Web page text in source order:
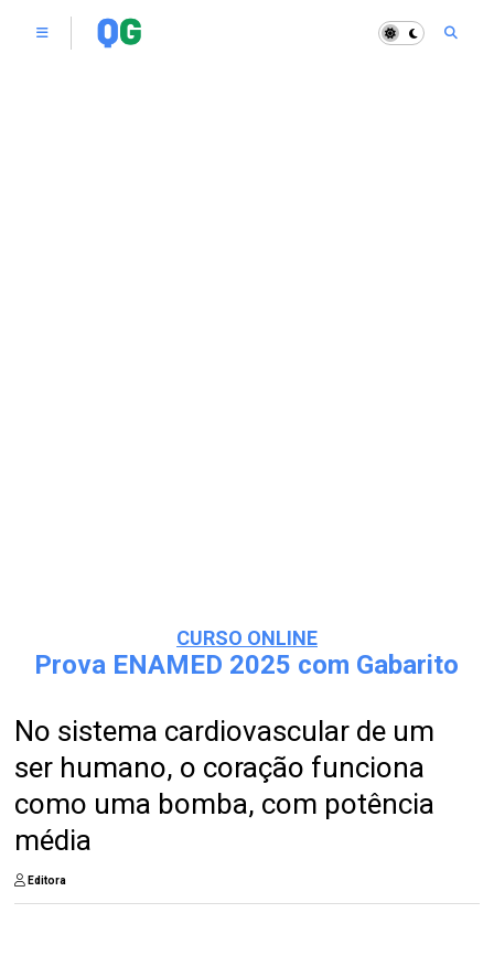
CURSO ONLINE
Prova ENAMED 2025 com Gabarito
No sistema cardiovascular de um
ser humano, o coração funciona
como uma bomba, com potência
média
Editora